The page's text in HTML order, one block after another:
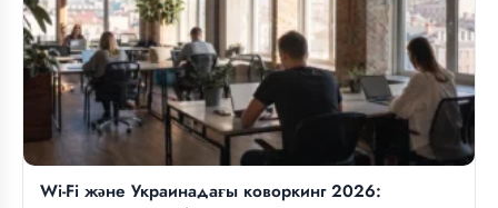
Wi-Fi және Украинадағы коворкинг 2026: